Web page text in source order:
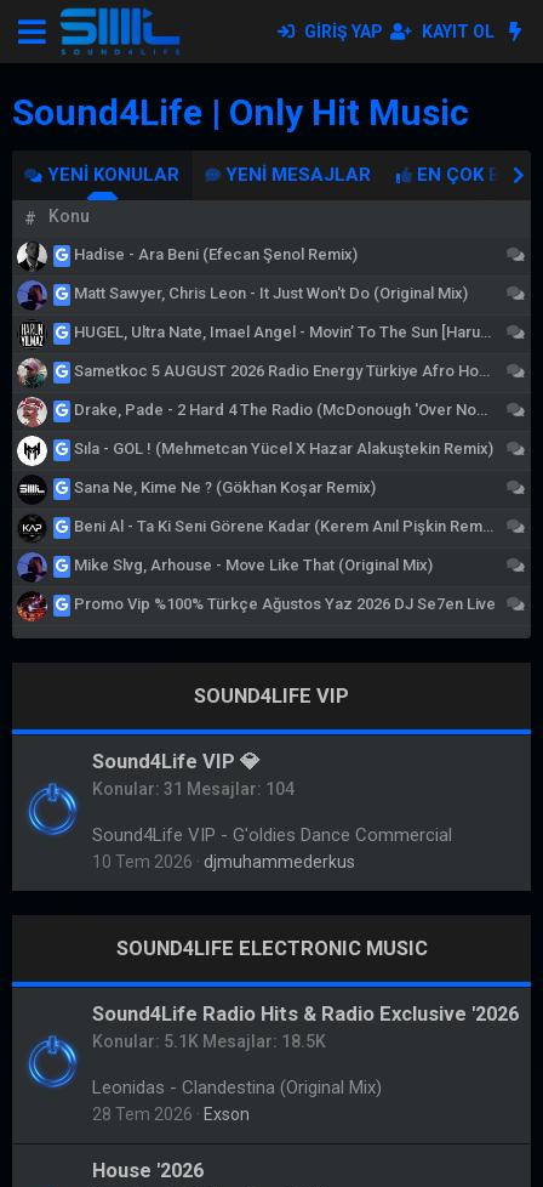
GIRIŞ YAP KAYIT OL
Sound4Life | Only Hit Music
YENI KONULAR YENI MESAJLAR EN ÇOK
# Konu
Hadise - Ara Beni (Efecan Şenol Remix)
Matt Sawyer, Chris Leon - It Just Won't Do (Original Mix)
HUGEL, Ultra Nate, Imael Angel - Movin’ To The Sun [Harun Yılmaz Remix] SUPPORT !
Sametkoc 5 AUGUST 2026 Radio Energy Türkiye Afro House ( AFRO LATIN COMERCIAL) 90 Minutes NO jingle
Drake, Pade - 2 Hard 4 The Radio (McDonough 'Over Now' Afrohouse Edit)
Sıla - GOL ! (Mehmetcan Yücel X Hazar Alakuştekin Remix)
Sana Ne, Kime Ne ? (Gökhan Koşar Remix)
Beni Al - Ta Ki Seni Görene Kadar (Kerem Anıl Pişkin Remix)
Mike Slvg, Arhouse - Move Like That (Original Mix)
Promo Vip %100% Türkçe Ağustos Yaz 2026 DJ Se7en Live
SOUND4LIFE VIP
Sound4Life VIP 💎
Konular 31 Mesajlar 104
Sound4Life VIP - G'oldies Dance Commercial
10 Tem 2026 djmuhammederkus
SOUND4LIFE ELECTRONIC MUSIC
Sound4Life Radio Hits & Radio Exclusive '2026
Konular 5.1K Mesajlar 18.5K
Leonidas - Clandestina (Original Mix)
28 Tem 2026 Exson
House '2026